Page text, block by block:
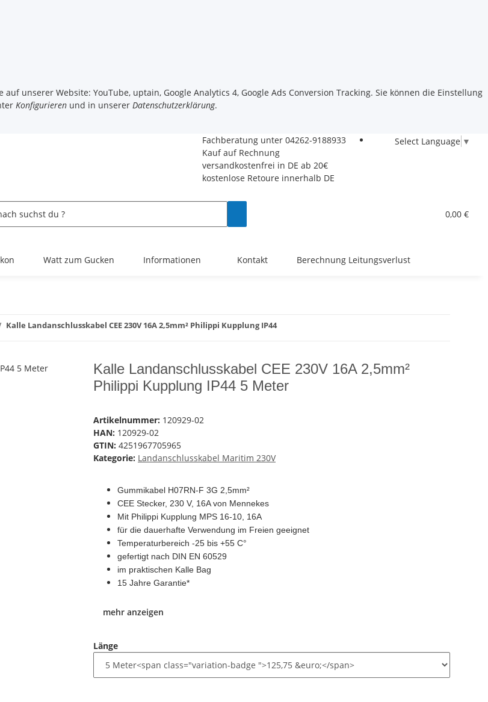
unserer Website: YouTube, uptain, Google Analytics 4, Google Ads Conversion Tracking. Sie können die Einstellung
Konfigurieren und in unserer Datenschutzerklärung.
Fachberatung unter 04262-9188933
Kauf auf Rechnung
versandkostenfrei in DE ab 20€
kostenlose Retoure innerhalb DE
Select Language ▼
0,00 €
Watt zum Gucken Informationen Kontakt Berechnung Leitungsverlust
Kalle Landanschlusskabel CEE 230V 16A 2,5mm² Philippi Kupplung IP44
Kalle Landanschlusskabel CEE 230V 16A 2,5mm²
Philippi Kupplung IP44 5 Meter
Artikelnummer: 120929-02
HAN: 120929-02
GTIN: 4251967705965
Kategorie: Landanschlusskabel Maritim 230V
Gummikabel H07RN-F 3G 2,5mm²
CEE Stecker, 230 V, 16A von Mennekes
Mit Philippi Kupplung MPS 16-10, 16A
für die dauerhafte Verwendung im Freien geeignet
Temperaturbereich -25 bis +55 C°
gefertigt nach DIN EN 60529
im praktischen Kalle Bag
15 Jahre Garantie*
mehr anzeigen
Länge